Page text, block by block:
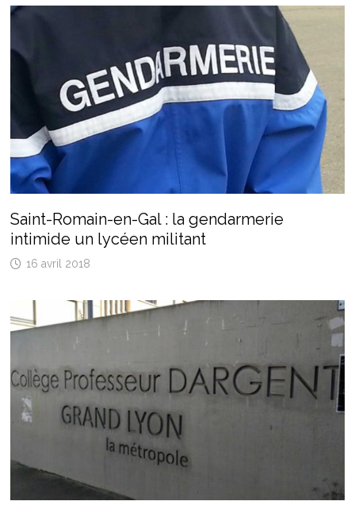
Saint-Romain-en-Gal : la gendarmerie
intimide un lycéen militant
16 avril 2018